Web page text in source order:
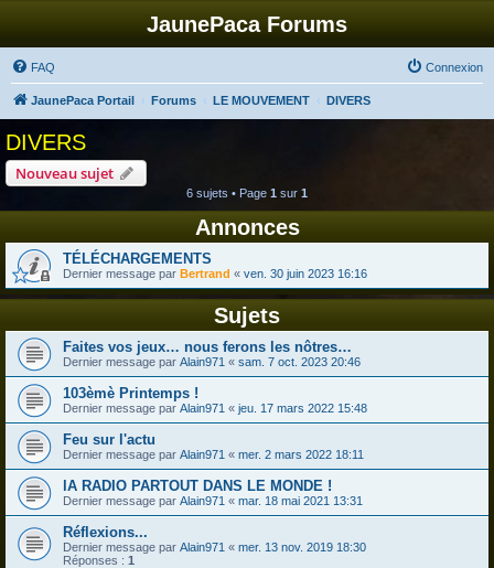
JaunePaca Forums
FAQ Connexion
JaunePaca Portail Forums LE MOUVEMENT DIVERS
DIVERS
Nouveau sujet
6 sujets • Page 1 sur 1
Annonces
TÉLÉCHARGEMENTS
Dernier message par Bertrand « ven. 30 juin 2023 16:16
Sujets
Faites vos jeux… nous ferons les nôtres…
Dernier message par Alain971 « sam. 7 oct. 2023 20:46
103èmè Printemps !
Dernier message par Alain971 « jeu. 17 mars 2022 15:48
Feu sur l'actu
Dernier message par Alain971 « mer. 2 mars 2022 18:11
lA RADIO PARTOUT DANS LE MONDE !
Dernier message par Alain971 « mar. 18 mai 2021 13:31
Réflexions...
Dernier message par Alain971 « mer. 13 nov. 2019 18:30
Réponses : 1